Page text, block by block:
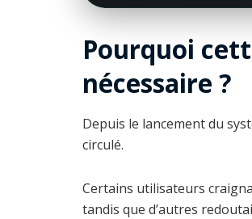
Pourquoi
nécessaire ?
Depuis le lancement du
circulé.
Certains utilisateurs
tandis que d’autres